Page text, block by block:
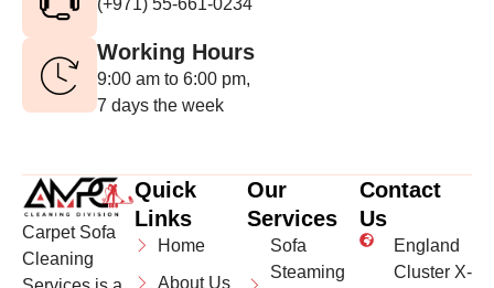
Working Hours
9:00 am to 6:00 pm,
7 days the week
Carpet Sofa
Cleaning
Quick
Links
Home
About Us
Our
Services
Sofa
Steaming
Contact
Us
England
Cluster X-